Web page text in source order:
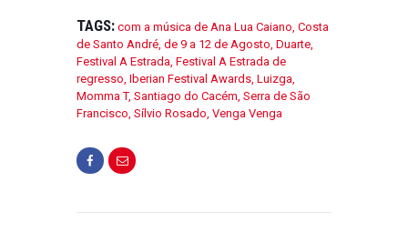
TAGS: com a música de Ana Lua Caiano Costa
de Santo André de 9 a 12 de Agosto Duarte
Festival A Estrada Festival A Estrada de
regresso Iberian Festival Awards Luizga
Momma T, Santiago do Cacém Serra de São
Francisco Sílvio Rosado Venga Venga